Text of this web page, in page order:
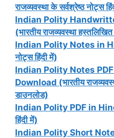
राजव्यवस्था के सर्वश्रेष्ठ नोट्स
Indian Polity
(भारतीय राजव्यवस्था
Indian Polity Notes in
नोट्स हिंदी में)
Indian Polity Notes
Download (भारतीय
डाउनलोड)
Indian Polity PDF in Hindi
हिंदी में)
Indian Polity Short